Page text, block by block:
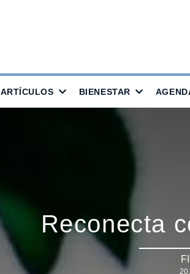
ARTÍCULOS BIENESTAR
Reconecta